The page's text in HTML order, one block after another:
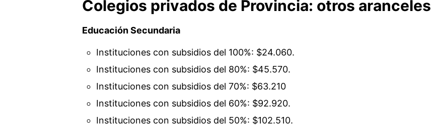
Colegios privados de Provincia: otros aranceles
Educación Secundaria
Instituciones con subsidios del 100%: $24.060.
Instituciones con subsidios del 80%: $45.570.
Instituciones con subsidios del 70%: $63.210
Instituciones con subsidios del 60%: $92.920.
Instituciones con subsidios del 50%: $102.510.